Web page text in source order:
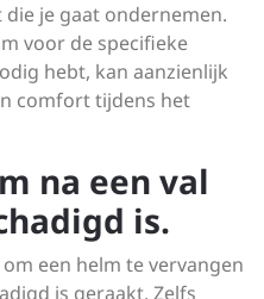
je gaat ondernemen.
voor de specifieke
hebt, kan aanzienlijk
comfort tijdens het
na een val
is.
een helm te vervangen
is geraakt. Zelfs